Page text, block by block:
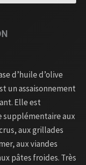
d’huile d’olive
un assaisonnement
Elle est
supplémentaire aux
aux grillades
aux viandes
pâtes froides. Très